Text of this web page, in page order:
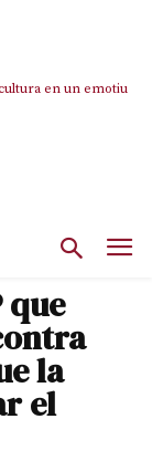
en un emotiu
pels àudios però
que
la
el